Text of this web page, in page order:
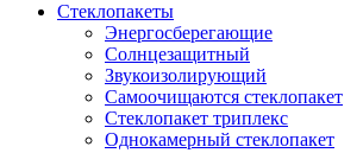
Стеклопакеты
Энергосберегающие
Солнцезащитный
Звукоизолирующий
Самоочищаются стеклопакет
Стеклопакет триплекс
Однокамерный стеклопакет